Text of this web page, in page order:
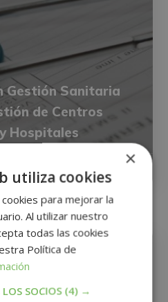
Gestión Sanitaria
de Centros
Hospitales
Matricúlate: 1.580$
×
utiliza cookies
para mejorar la
Al utilizar nuestro
todas las cookies
Política de
SOCIOS (4) →